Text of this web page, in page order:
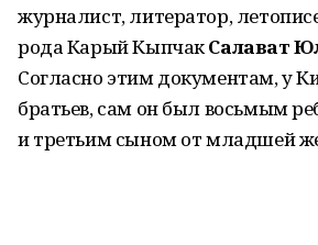
журналист, литератор,
рода Карый КыпчакСалават
Согласно этим документам, у
братьев, сам он был восьмым
и третьим сыном от младшей